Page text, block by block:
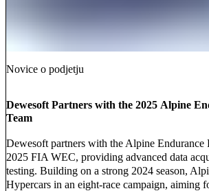
Novice o podjetju
Dewesoft Partners with the 2025 Alpine
Team
Dewesoft partners with the Alpine Endurance
2025 FIA WEC, providing advanced data
testing. Building on a strong 2024 season,
Hypercars in an eight-race campaign, aiming